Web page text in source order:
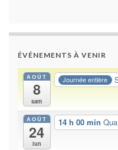
ÉVÉNEMENTS À VENIR
AOÛT
8
sam
Journée entière
AOÛT
24
lun
14 h 00 min